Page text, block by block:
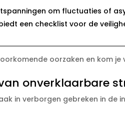
om fluctuaties of
een checklist voor de
oorzaken en kom
onverklaarbare
in verborgen gebreken in de